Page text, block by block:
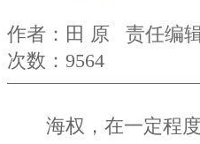
作者：田 原 责任编
次数：9564
海权，在一定程度